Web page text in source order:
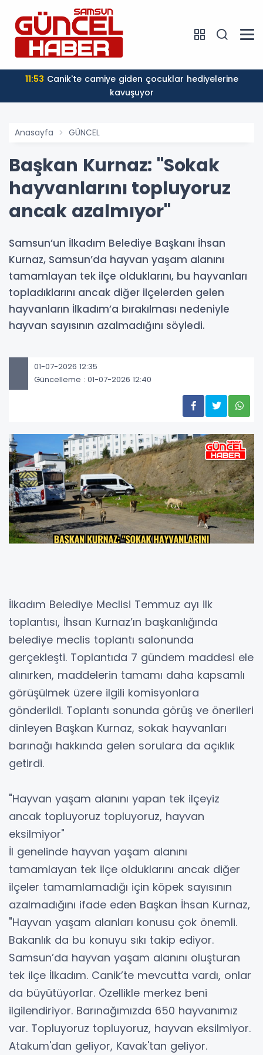
11:53
kavuşuyor
Anasayfa GÜNCEL
Başkan Kurnaz: "Sokak
hayvanlarını topluyoruz
ancak azalmıyor"
Samsun’un İlkadım Belediye Başkanı İhsan
Kurnaz, Samsun’da hayvan yaşam alanını
tamamlayan tek ilçe olduklarını, bu hayvanları
topladıklarını ancak diğer ilçelerden gelen
hayvanların İlkadım’a bırakılması nedeniyle
hayvan sayısının azalmadığını söyledi.
01-07-2026 12:35
Güncelleme : 01-07-2026 12:40
İlkadım Belediye Meclisi Temmuz ayı ilk
toplantısı, İhsan Kurnaz’ın başkanlığında
belediye meclis toplantı salonunda
gerçekleşti. Toplantıda 7 gündem maddesi ele
alınırken, maddelerin tamamı daha kapsamlı
görüşülmek üzere ilgili komisyonlara
gönderildi. Toplantı sonunda görüş ve önerileri
dinleyen Başkan Kurnaz, sokak hayvanları
barınağı hakkında gelen sorulara da açıklık
getirdi.
"Hayvan yaşam alanını yapan tek ilçeyiz
ancak topluyoruz topluyoruz, hayvan
eksilmiyor"
İl genelinde hayvan yaşam alanını
tamamlayan tek ilçe olduklarını ancak diğer
ilçeler tamamlamadığı için köpek sayısının
azalmadığını ifade eden Başkan İhsan Kurnaz,
"Hayvan yaşam alanları konusu çok önemli.
Bakanlık da bu konuyu sıkı takip ediyor.
Samsun’da hayvan yaşam alanını oluşturan
tek ilçe İlkadım. Canik’te mevcutta vardı, onlar
da büyütüyorlar. Özellikle merkez beni
ilgilendiriyor. Barınağımızda 650 hayvanımız
var. Topluyoruz topluyoruz, hayvan eksilmiyor.
Atakum'dan geliyor, Kavak'tan geliyor.